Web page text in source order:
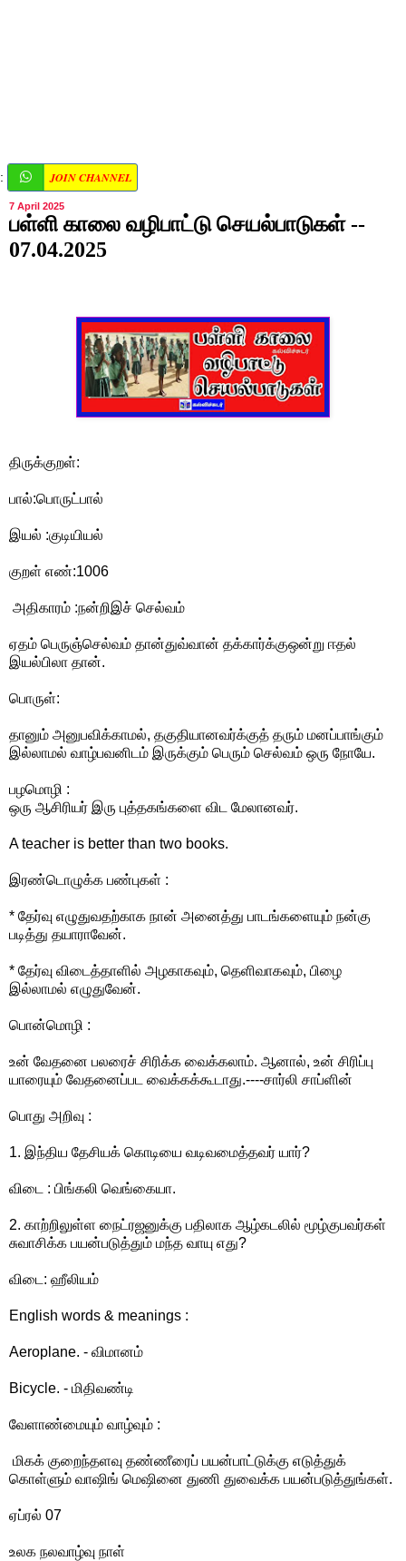
: JOIN CHANNEL
7 April 2025
பள்ளி காலை வழிபாட்டு செயல்பாடுகள் --
07.04.2025
திருக்குறள்:
பால்:பொருட்பால்
இயல் :குடியியல்
குறள் எண்:1006
அதிகாரம் :நன்றிஇச் செல்வம்
ஏதம் பெருஞ்செல்வம் தான்துவ்வான் தக்கார்க்குஒன்று ஈதல்
இயல்பிலா தான்.
பொருள்:
தானும் அனுபவிக்காமல், தகுதியானவர்க்குத் தரும் மனப்பாங்கும்
இல்லாமல் வாழ்பவனிடம் இருக்கும் பெரும் செல்வம் ஒரு நோயே.
பழமொழி :
ஒரு ஆசிரியர் இரு புத்தகங்களை விட மேலானவர்.
A teacher is better than two books.
இரண்டொழுக்க பண்புகள் :
* தேர்வு எழுதுவதற்காக நான் அனைத்து பாடங்களையும் நன்கு
படித்து தயாராவேன்.
* தேர்வு விடைத்தாளில் அழகாகவும், தெளிவாகவும், பிழை
இல்லாமல் எழுதுவேன்.
பொன்மொழி :
உன் வேதனை பலரைச் சிரிக்க வைக்கலாம். ஆனால், உன் சிரிப்பு
யாரையும் வேதனைப்பட வைக்கக்கூடாது.----சார்லி சாப்ளின்
பொது அறிவு :
1. இந்திய தேசியக் கொடியை வடிவமைத்தவர் யார்?
விடை : பிங்கலி வெங்கையா.
2. காற்றிலுள்ள நைட்ரஜனுக்கு பதிலாக ஆழ்கடலில் மூழ்குபவர்கள்
சுவாசிக்க பயன்படுத்தும் மந்த வாயு எது?
விடை: ஹீலியம்
English words & meanings :
Aeroplane. - விமானம்
Bicycle. - மிதிவண்டி
வேளாண்மையும் வாழ்வும் :
மிகக் குறைந்தளவு தண்ணீரைப் பயன்பாட்டுக்கு எடுத்துக்
கொள்ளும் வாஷிங் மெஷினை துணி துவைக்க பயன்படுத்துங்கள்.
ஏப்ரல் 07
உலக நலவாழ்வு நாள்